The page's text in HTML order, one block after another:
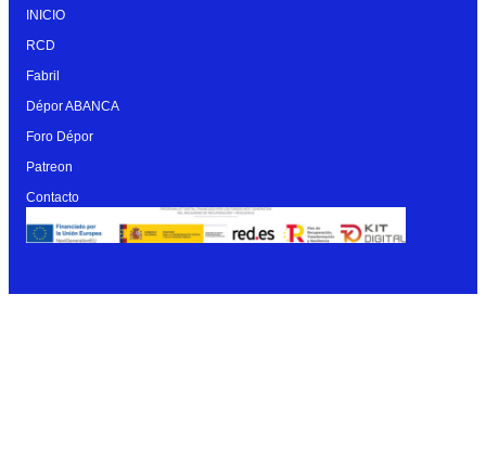
INICIO
RCD
Fabril
Dépor ABANCA
Foro Dépor
Patreon
Contacto